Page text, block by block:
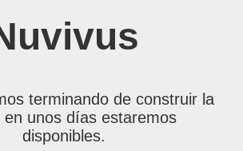
terminando de construir la
en unos días estaremos
disponibles.